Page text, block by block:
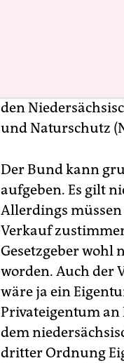
nur, solange die
den
und Naturschutz
Der Bund kann
aufgeben. Es gilt
Allerdings
Verkauf
Gesetzgeber wohl
worden. Auch der
wäre ja ein
Privateigentum an
dem
dritter Ordnung